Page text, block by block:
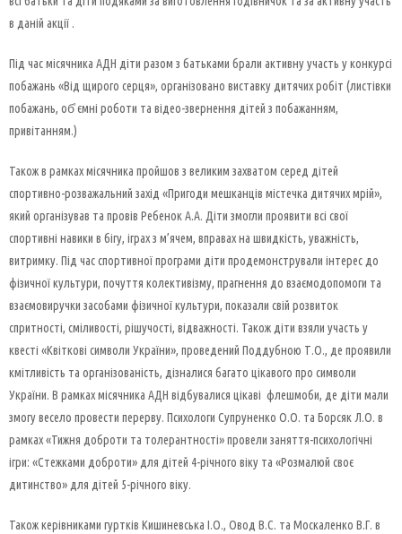
в даній акції .
Під час місячника АДН діти разом з батьками брали активну участь у конкурсі
побажань «Від щирого серця», організовано виставку дитячих робіт (листівки
побажань, об҆ ємні роботи та відео-звернення дітей з побажанням,
привітанням.)
Також в рамках місячника пройшов з великим захватом серед дітей
спортивно-розважальний захід «Пригоди мешканців містечка дитячих мрій»,
який організував та провів Ребенок А.А. Діти змогли проявити всі свої
спортивні навики в бігу, іграх з м’ячем, вправах на швидкість, уважність,
витримку. Під час спортивної програми діти продемонстрували інтерес до
фізичної культури, почуття колективізму, прагнення до взаємодопомоги та
взаємовиручки засобами фізичної культури, показали свій розвиток
спритності, сміливості, рішучості, відважності. Також діти взяли участь у
квесті «Квіткові символи України», проведений Поддубною Т.О., де проявили
кмітливість та організованість, дізналися багато цікавого про символи
України. В рамках місячника АДН відбувалися цікаві флешмоби, де діти мали
змогу весело провести перерву. Психологи Супруненко О.О. та Борсяк Л.О. в
рамках «Тижня доброти та толерантності» провели заняття-психологічні
ігри: «Стежками доброти» для дітей 4-річного віку та «Розмалюй своє
дитинство» для дітей 5-річного віку.
Також керівниками гуртків Кишиневська І.О., Овод В.С. та Москаленко В.Г. в